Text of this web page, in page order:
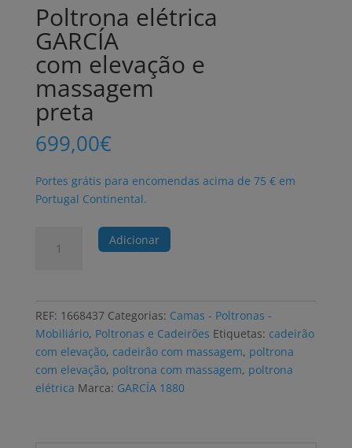
Poltrona elétrica
GARCÍA
com elevação e
massagem
preta
699,00€
Portes grátis para encomendas acima de 75 € em
Portugal Continental.
com
elevação
massagem
Adicionar
REF: 1668437 Categorias: Camas - Poltronas -
Mobiliário, Poltronas e Cadeirões Etiquetas: cadeirão
com elevação, cadeirão com massagem, poltrona
com elevação, poltrona com massagem, poltrona
elétrica Marca: GARCÍA 1880